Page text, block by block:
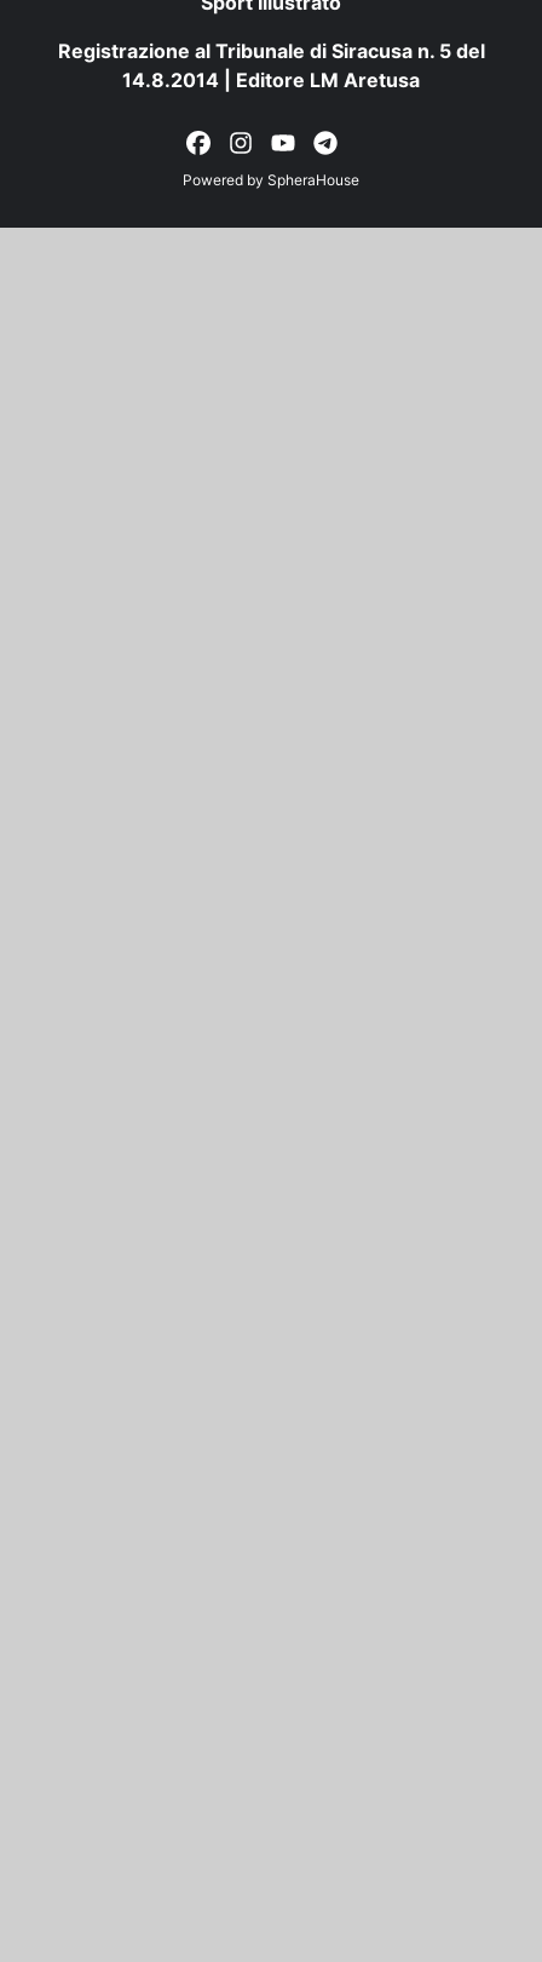
Registrazione al Tribunale di Siracusa n. 5 del
14.8.2014 | Editore LM Aretusa
Powered by SpheraHouse